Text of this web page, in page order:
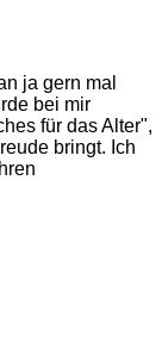
ja gern mal
bei mir
für das Alter",
bringt. Ich